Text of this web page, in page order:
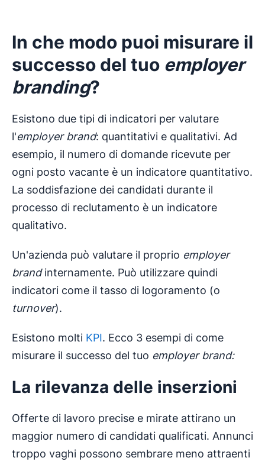
In che modo puoi misurare il
successo del tuo employer
branding?
Esistono due tipi di indicatori per valutare
l'employer brand: quantitativi e qualitativi. Ad
esempio, il numero di domande ricevute per
ogni posto vacante è un indicatore quantitativo.
La soddisfazione dei candidati durante il
processo di reclutamento è un indicatore
qualitativo.
Un'azienda può valutare il proprio employer
brandinternamente. Può utilizzare quindi
indicatori come il tasso di logoramento (o
turnover).
Esistono molti KPI. Ecco 3 esempi di come
misurare il successo del tuo employer brand:
La rilevanza delle inserzioni
Offerte di lavoro precise e mirate attirano un
maggior numero di candidati qualificati. Annunci
troppo vaghi possono sembrare meno attraenti